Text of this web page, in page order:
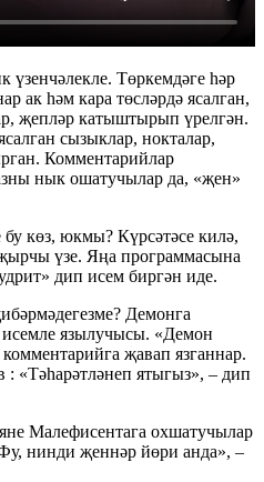
үзенчәлекле. Төркемдәге һәр
ак һәм кара төсләрдә ясалган,
җепләр катыштырып үрелгән.
сызыклар, нокталар,
Комментарийлар
нык ошатучылар да, «җен»
көз, юкмы? Күрсәтәсе килә,
үзе. Яңа программасына
дип исем биргән иде.
Демонга
язылучысы. «Демон
җавап язганнар.
«Тәһарәтләнеп ятыгыз», – дип
Малефисентага охшатучылар
нинди җеннәр йөри анда», –